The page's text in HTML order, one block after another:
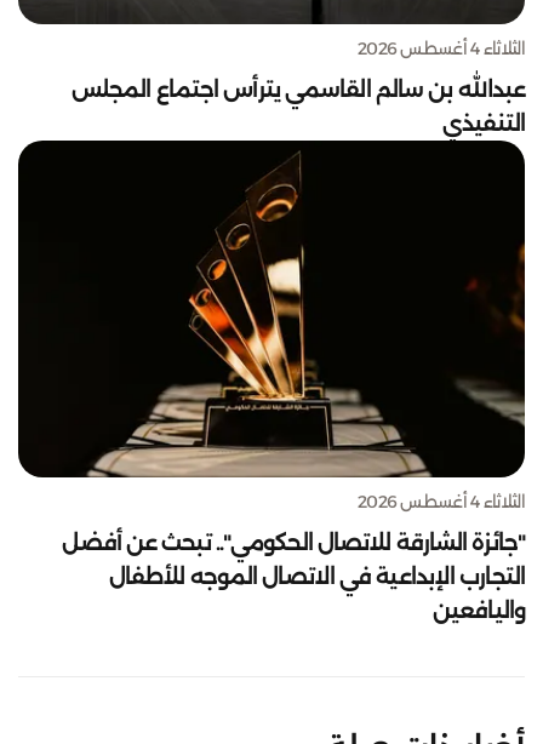
الثلاثاء 4 أغسطس 2026
عبدالله بن سالم القاسمي يترأس اجتماع المجلس
التنفيذي
الثلاثاء 4 أغسطس 2026
"جائزة الشارقة للاتصال الحكومي".. تبحث عن أفضل
التجارب الإبداعية في الاتصال الموجه للأطفال
واليافعين